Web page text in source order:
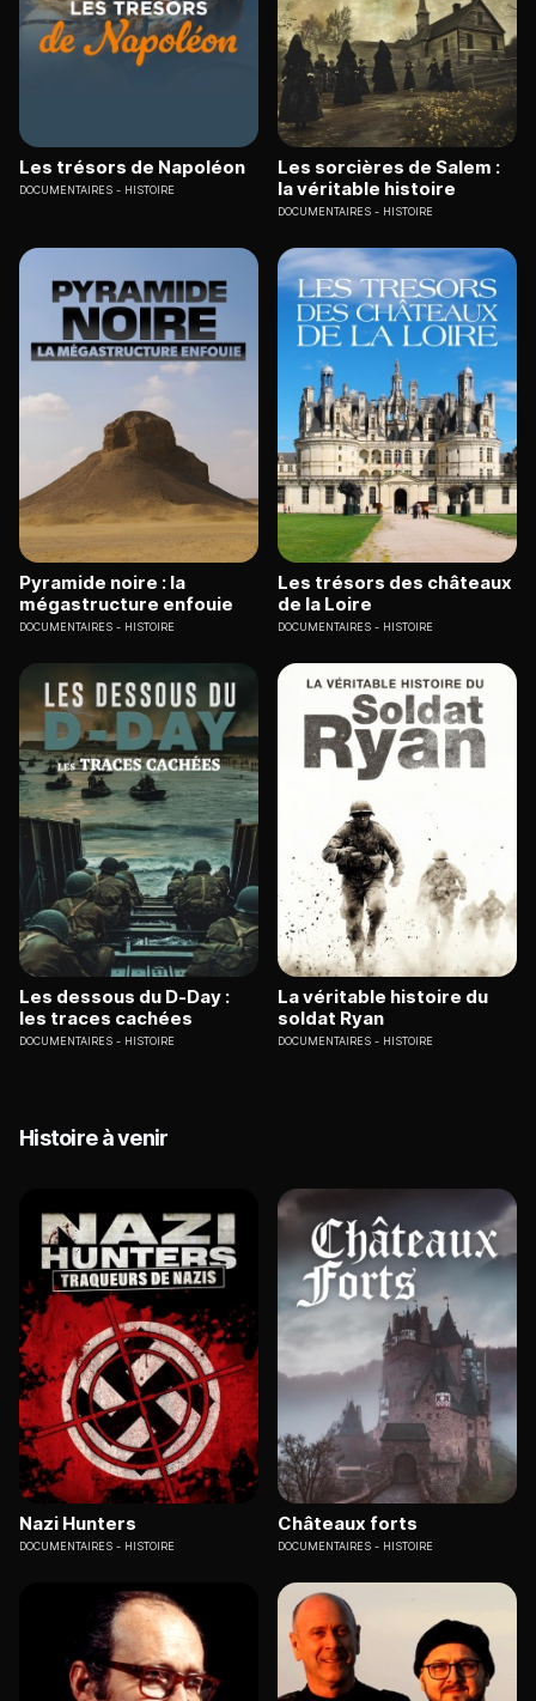
Les trésors de Napoléon
DOCUMENTAIRES HISTOIRE
Les sorcières de Salem :
la véritable histoire
DOCUMENTAIRES HISTOIRE
Pyramide noire : la
mégastructure enfouie
DOCUMENTAIRES HISTOIRE
Les trésors des châteaux
de la Loire
DOCUMENTAIRES HISTOIRE
Les dessous du D-Day :
les traces cachées
DOCUMENTAIRES HISTOIRE
La véritable histoire du
soldat Ryan
DOCUMENTAIRES HISTOIRE
Histoire à venir
Nazi Hunters
DOCUMENTAIRES HISTOIRE
Châteaux forts
DOCUMENTAIRES HISTOIRE